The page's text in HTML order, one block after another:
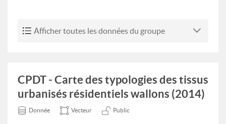
Afficher toutes les données du groupe
CPDT - Carte des typologies des tissus
urbanisés résidentiels wallons (2014)
Donnée Vecteur Public